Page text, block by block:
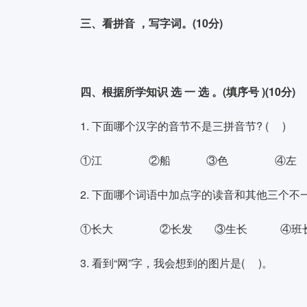
三、看拼音 ，写字词。(10分)
四、根据所学知识 选 一 选 。(填序号 )(10分)
1. 下面哪个汉字的音节不是三拼音节? ( )
①江 ②船 ③色 ④左
2. 下面哪个词语中加点字的读音和其他三个
①长大 ②长发 ③生长 ④班
3. 看到“网”字，我会想到的图片是( )。